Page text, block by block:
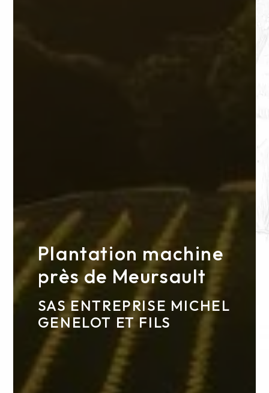
Plantation machine
près de Meursault
SAS ENTREPRISE MICHEL
GENELOT ET FILS